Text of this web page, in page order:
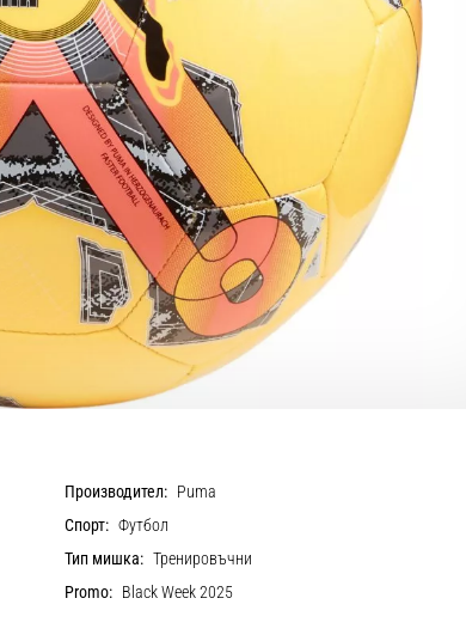
Производител: Puma
Спорт: Футбол
Тип мишка: Тренировъчни
Promo: Black Week 2025